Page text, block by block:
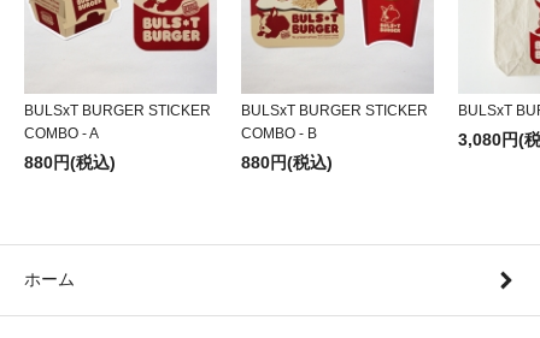
BULSxT BURGER STICKER
COMBO - A
880円(税込)
BULSxT BURGER STICKER
COMBO - B
880円(税込)
BULSxT
3,080円(
ホーム